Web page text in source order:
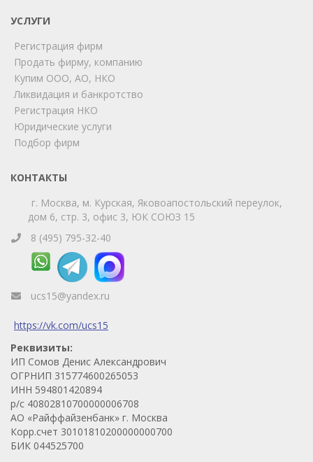
УСЛУГИ
Регистрация фирм
Продать фирму, компанию
Купим ООО, АО, НКО
Ликвидация и банкротство
Регистрация НКО
Юридические услуги
Подбор фирм
КОНТАКТЫ
г. Москва, м. Курская, Яковоапостольский переулок,
дом 6, стр. 3, офис 3, ЮК СОЮЗ 15
8 (495) 795-32-40
ucs15@yandex.ru
https://vk.com/ucs15
Реквизиты:
ИП Сомов Денис Александрович
ОГРНИП 315774600265053
ИНН 594801420894
р/с 40802810700000006708
АО «Райффайзенбанк» г. Москва
Корр.счет 30101810200000000700
БИК 044525700
Позвоните нам или свяжитесь с нами через любой
удобный мессенджер!
Telegram
Телефон